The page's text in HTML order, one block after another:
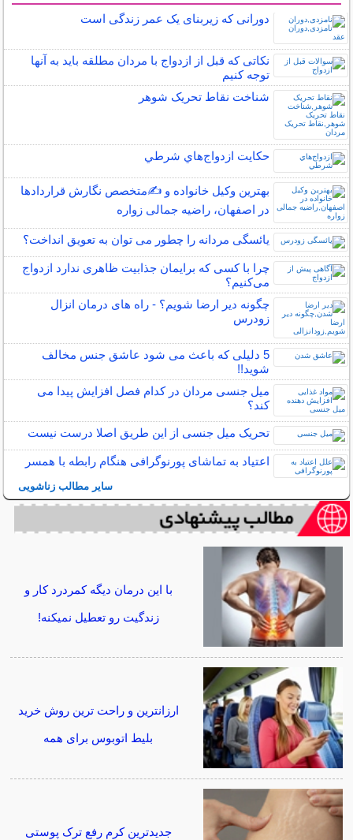
دورانی که زیربنای یک عمر زندگی‌ است
نکاتی که قبل از ازدواج با مردان مطلقه باید به آنها
توجه کنیم
شناخت نقاط تحریک شوهر
حكايت ازدواج‌هاي شرطي
بهترین وکیل خانواده و ✍️متخصص نگارش قراردادها
در اصفهان، راضیه جمالی زواره
یائسگی مردانه را چطور می توان به تعویق انداخت؟
چرا با کسی که برایمان جذابیت ظاهری ندارد ازدواج
می‌کنیم؟
چگونه دیر ارضا شویم؟ - راه های درمان انزال
زودرس
5 دلیلی که باعث می شود عاشق جنس مخالف
شوید!!
میل جنسی مردان در کدام فصل افزایش پیدا می
کند؟
تحریک میل جنسی از این طریق اصلا درست نیست
اعتیاد به تماشای پورنوگرافی هنگام رابطه با همسر
سایر مطالب زناشویی
با این درمان دیگه کمردرد کار و
زندگیت رو تعطیل نمیکنه!
ارزانترین و راحت ترین روش خرید
بلیط اتوبوس برای همه
جدیدترین کرم رفع ترک پوستی